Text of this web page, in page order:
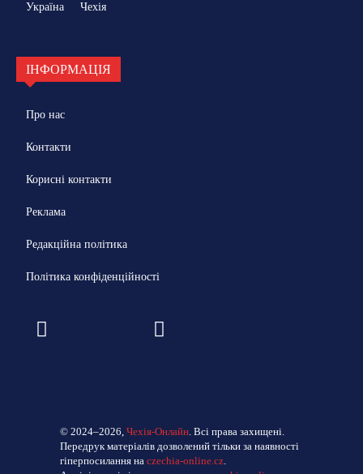
Україна
Чехія
ІНФОРМАЦІЯ
Про нас
Контакти
Корисні контакти
Реклама
Редакційна політика
Політика конфіденційності
© 2024–2026,Чехія-Онлайн . Всі права захищені.
Передрук матеріалів дозволений тільки за наявності
гіперпосилання наczechia-online.cz